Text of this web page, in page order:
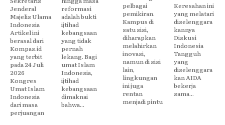
Jenderal
Majelis Ulama
Indonesia
Artikel ini
berasal dari
Kompas.id
yang terbit
pada 24 Juli
2026
Kongres
Umat Islam
Indonesia
dari masa
perjuangan
reformasi
adalah bukti
ijtihad
kebangsaan
yang tidak
pernah
lekang. Bagi
umat Islam
Indonesia,
ijtihad
kebangsaan
dimaknai
bahwa...
pelbagai
pemikiran.
Kampus di
satu sisi,
diharapkan
melahirkan
inovasi,
namun di sisi
lain,
lingkungan
ini juga
rentan
menjadi pintu
Keresahan ini
yang melatari
diselenggara
kannya
Diskusi
Indonesia
Tangguh
yang
diselenggara
kan AIDA
bekerja
sama...